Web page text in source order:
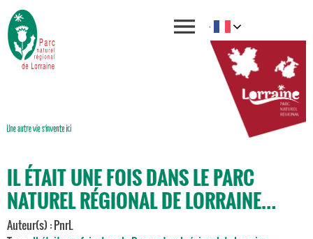
IL ÉTAIT UNE FOIS DANS LE PARC
NATUREL RÉGIONAL DE LORRAINE…
Auteur(s) : PnrL